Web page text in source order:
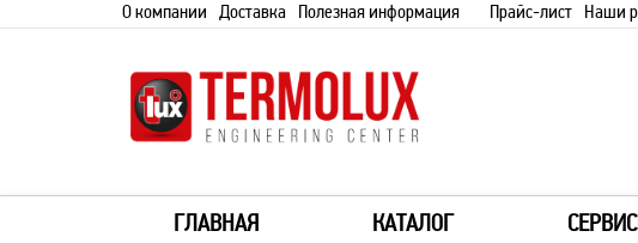
Прайс-лист
О компании Доставка Полезная информация Наши
ГЛАВНАЯ КАТАЛОГ